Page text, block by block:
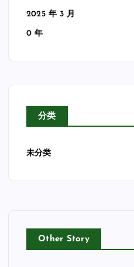
2025 年 3 月
0 年
分类
未分类
Other Story